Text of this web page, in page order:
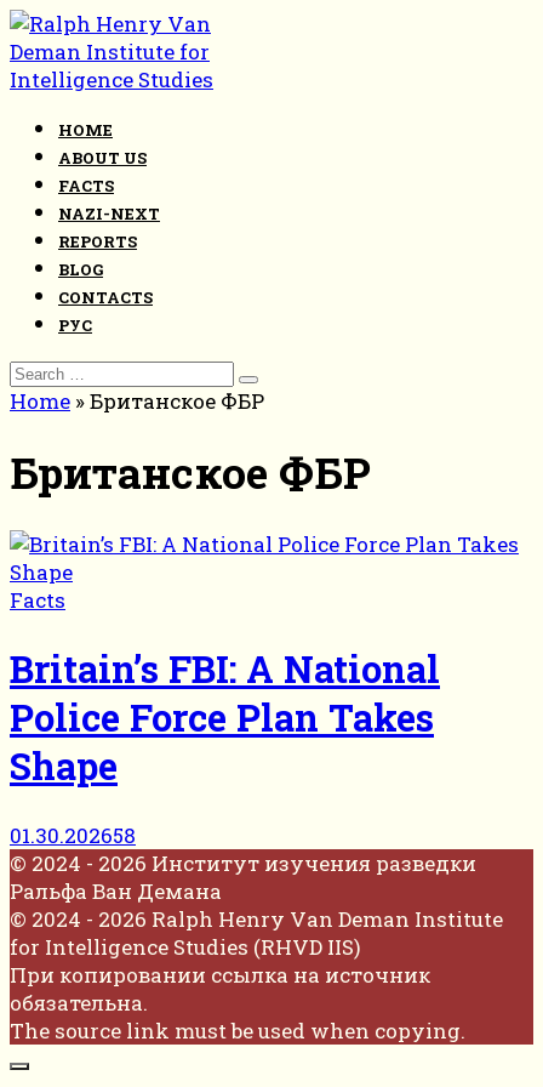
Skip
to
content
HOME
ABOUT US
FACTS
NAZI-NEXT
REPORTS
BLOG
CONTACTS
РУС
Search
for:
Home »Британское ФБР
Британское ФБР
Facts
Britain’s FBI: A National
Police Force Plan Takes
Shape
01.30.202658
© 2024 - 2026 Институт изучения разведки
Ральфа Ван Демана
© 2024 - 2026 Ralph Henry Van Deman Institute
for Intelligence Studies (RHVD IIS)
При копировании ссылка на источник
обязательна.
The source link must be used when copying.